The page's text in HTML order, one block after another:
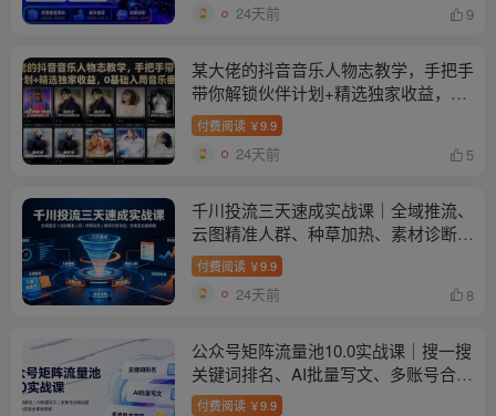
24天前 9
某大佬的抖音音乐人物志教学，手把手
带你解锁伙伴计划+精选独家收益，0
基础入局音乐垂类赛道
付费阅读 ￥9.9
24天前 5
千川投流三天速成实战课｜全域推流、
云图精准人群、种草加热、素材诊断筛
选全维度起量教程
付费阅读 ￥9.9
24天前 8
公众号矩阵流量池10.0实战课｜搜一搜
关键词排名、AI批量写文、多账号合规
运营、流量主多元变现全体系教程
付费阅读 ￥9.9